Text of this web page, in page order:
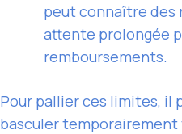
peut connaître des
attente prolongée
remboursements.
Pour pallier ces limites, il
basculer